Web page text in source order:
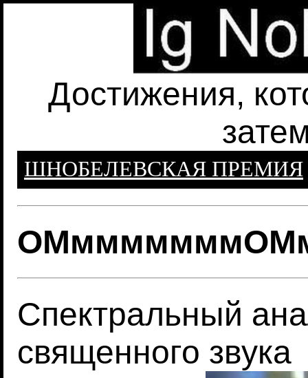
Достижения,
ШНОБЕЛЕВСКАЯ ПРЕМИЯ
Спектральный
священного звука